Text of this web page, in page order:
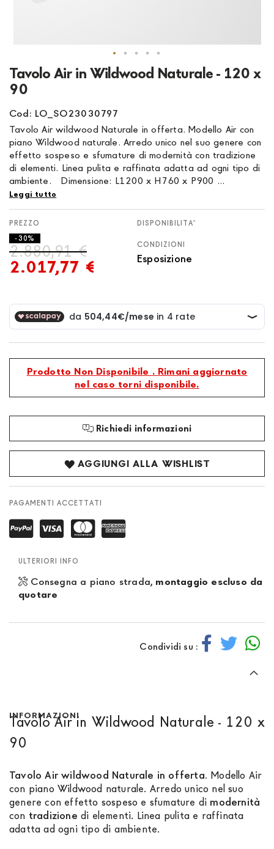
Tavolo Air in Wildwood Naturale - 120 x
90
Cod: LO_SO23030797
Tavolo Air wildwood Naturale in offerta. Modello Air con
piano Wildwood naturale. Arredo unico nel suo genere con
effetto sospeso e sfumature di modernità con tradizione
di elementi. Linea pulita e raffinata adatta ad ogni tipo di
ambiente. Dimensione: L1200 x H760 x P900 ...
Leggi tutto
2.017,77 €
2.880,91 €
- 30%
DISPONIBILITA'
CONDIZIONI
Esposizione
Prodotto Non Disponibile . Rimani aggiornato
nel caso torni disponibile.
Richiedi informazioni
AGGIUNGI ALLA WISHLIST
PAGAMENTI ACCETTATI
ULTERIORI INFO
Consegna a piano strada, montaggio escluso da
quotare
Condividi su :
Vai
all'inizio
della
galleria
di
immagini
INFORMAZIONI
Tavolo Air in Wildwood Naturale - 120 x
90
Tavolo Air wildwood Naturale in offerta. Modello Air
con piano Wildwood naturale. Arredo unico nel suo
genere con effetto sospeso e sfumature di modernità
con tradizione di elementi. Linea pulita e raffinata
adatta ad ogni tipo di ambiente.